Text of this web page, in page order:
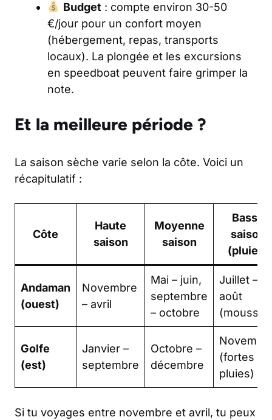
Budget: compte environ 30-50
€/jour pour un confort moyen
(hébergement, repas, transports
locaux). La plongée et les excursions
en speedboat peuvent faire grimper la
note.
Et la meilleure période ?
La saison sèche varie selon la côte. Voici un
récapitulatif :
Côte
Haute
saison
Moyenne
saison
Basse
saison
(pluies)
Andaman
(ouest)
Novembre
– avril
Mai – juin,
septembre
– octobre
Juillet –
août
Golfe
(est)
Janvier –
septembre
Octobre –
décembre
(fortes
pluies)
Si tu voyages entre novembre et avril, tu peux